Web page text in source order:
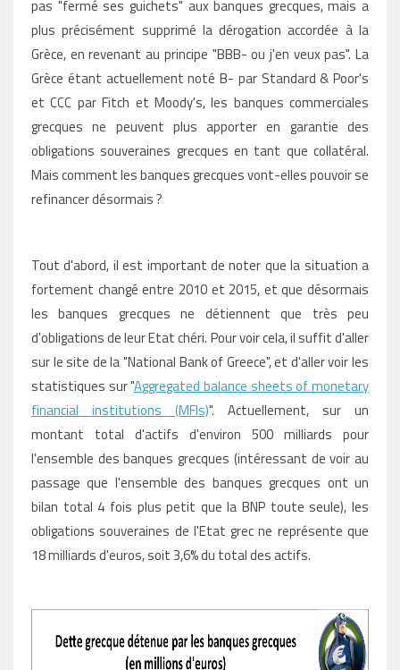
pas "fermé ses guichets" aux banques grecques, mais a
plus précisément supprimé la dérogation accordée à la
Grèce, en revenant au principe "BBB- ou j'en veux pas". La
Grèce étant actuellement noté B- par Standard & Poor's
et CCC par Fitch et Moody's, les banques commerciales
grecques ne peuvent plus apporter en garantie des
obligations souveraines grecques en tant que collatéral.
Mais comment les banques grecques vont-elles pouvoir se
refinancer désormais ?
Tout d'abord, il est important de noter que la situation a
fortement changé entre 2010 et 2015, et que désormais
les banques grecques ne détiennent que très peu
d'obligations de leur Etat chéri. Pour voir cela, il suffit d'aller
sur le site de la "National Bank of Greece", et d'aller voir les
statistiques sur "Aggregated balance sheets of monetary
financial institutions (MFIs)". Actuellement, sur un
montant total d'actifs d'environ 500 milliards pour
l'ensemble des banques grecques (intéressant de voir au
passage que l'ensemble des banques grecques ont un
bilan total 4 fois plus petit que la BNP toute seule), les
obligations souveraines de l'Etat grec ne représente que
18 milliards d'euros, soit 3,6% du total des actifs.